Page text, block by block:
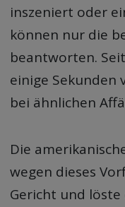
inszeniert oder
können nur die
beantworten.
einige Sekunden
bei ähnlichen
Die
wegen dieses
Gericht und